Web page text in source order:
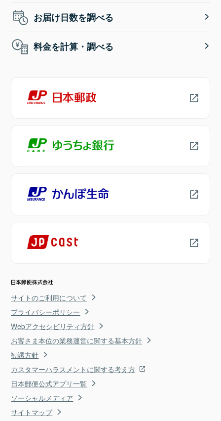
お届け日数を調べる
料金を計算・調べる
サイトのご利用について
プライバシーポリシー
Webアクセシビリティ方針
お客さま本位の業務運営に関する基本方針
勧誘方針
カスタマーハラスメントに関する考え方
日本郵便公式アプリ一覧
ソーシャルメディア
サイトマップ